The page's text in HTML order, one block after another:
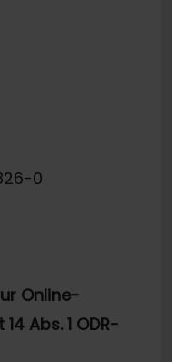
0
Online-
Abs. 1 ODR-